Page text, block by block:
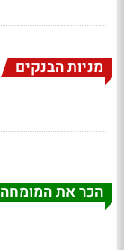
מניות הבנקים
הכר את המומחה